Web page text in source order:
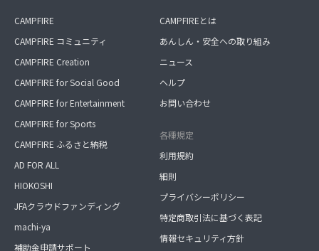
CAMPFIRE
CAMPFIRE コミュニティ
CAMPFIRE Creation
CAMPFIRE for Social Good
CAMPFIRE for Entertainment
CAMPFIRE for Sports
CAMPFIRE ふるさと納税
AD FOR ALL
HIOKOSHI
JFAクラウドファンディング
machi-ya
補助金申請サポート
CAMPFIREとは
あんしん・安全への取り組み
ニュース
ヘルプ
お問い合わせ
各種規定
利用規約
細則
プライバシーポリシー
特定商取引法に基づく表記
情報セキュリティ方針